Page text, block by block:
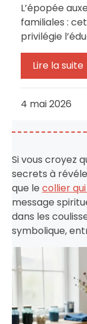
L’épopée
familiales :
privilégie
Lire la suite
4 mai 2026
Si vous croyez
secrets à
que le collier
message
dans les
symbolique,